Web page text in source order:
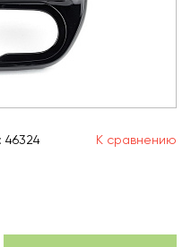
: 46324 К сравнению